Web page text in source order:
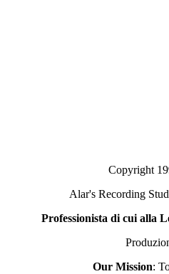
Copyright
Alar's Recording
Professionista di cui alla
Our Mission: